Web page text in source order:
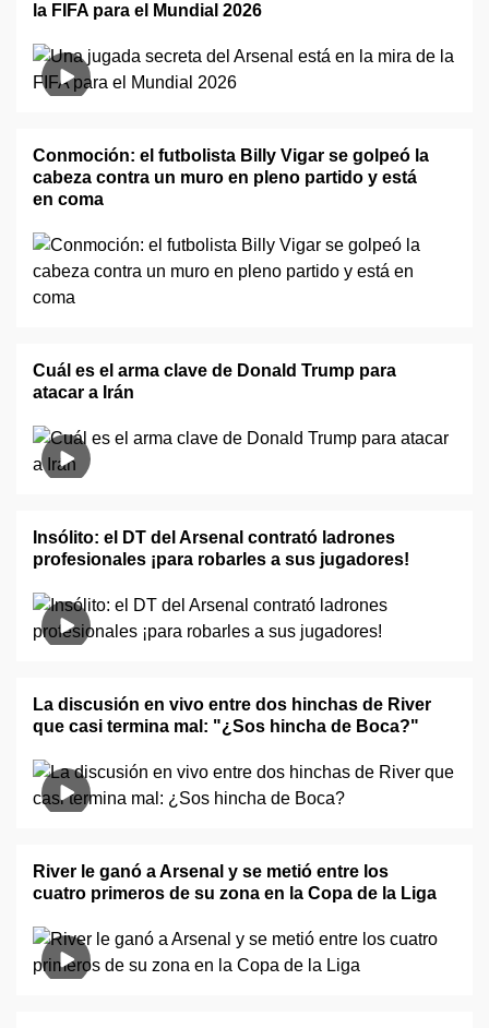
la FIFA para el Mundial 2026
Conmoción: el futbolista Billy Vigar se golpeó la
cabeza contra un muro en pleno partido y está
en coma
Cuál es el arma clave de Donald Trump para
atacar a Irán
Insólito: el DT del Arsenal contrató ladrones
profesionales ¡para robarles a sus jugadores!
La discusión en vivo entre dos hinchas de River
que casi termina mal: "¿Sos hincha de Boca?"
River le ganó a Arsenal y se metió entre los
cuatro primeros de su zona en la Copa de la Liga